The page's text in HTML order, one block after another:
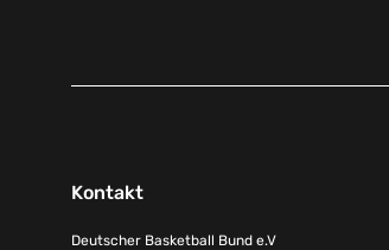
Kontakt
Deutscher Basketball Bund e.V